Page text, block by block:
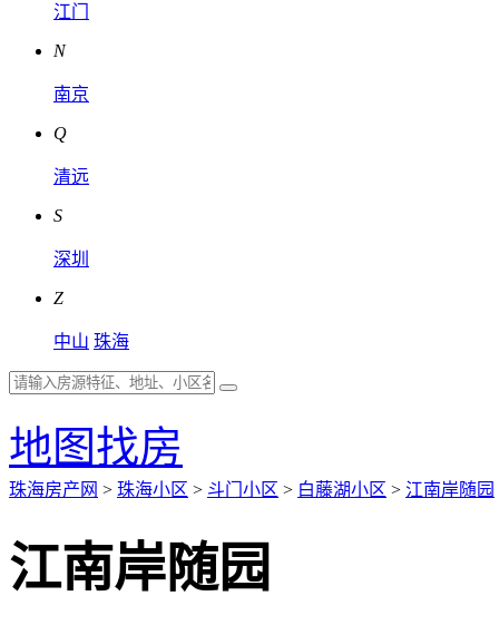
江门
N
南京
Q
清远
S
深圳
Z
中山 珠海
地图找房
珠海房产网 > 珠海小区 > 斗门小区 > 白藤湖小区 > 江南岸随园
江南岸随园